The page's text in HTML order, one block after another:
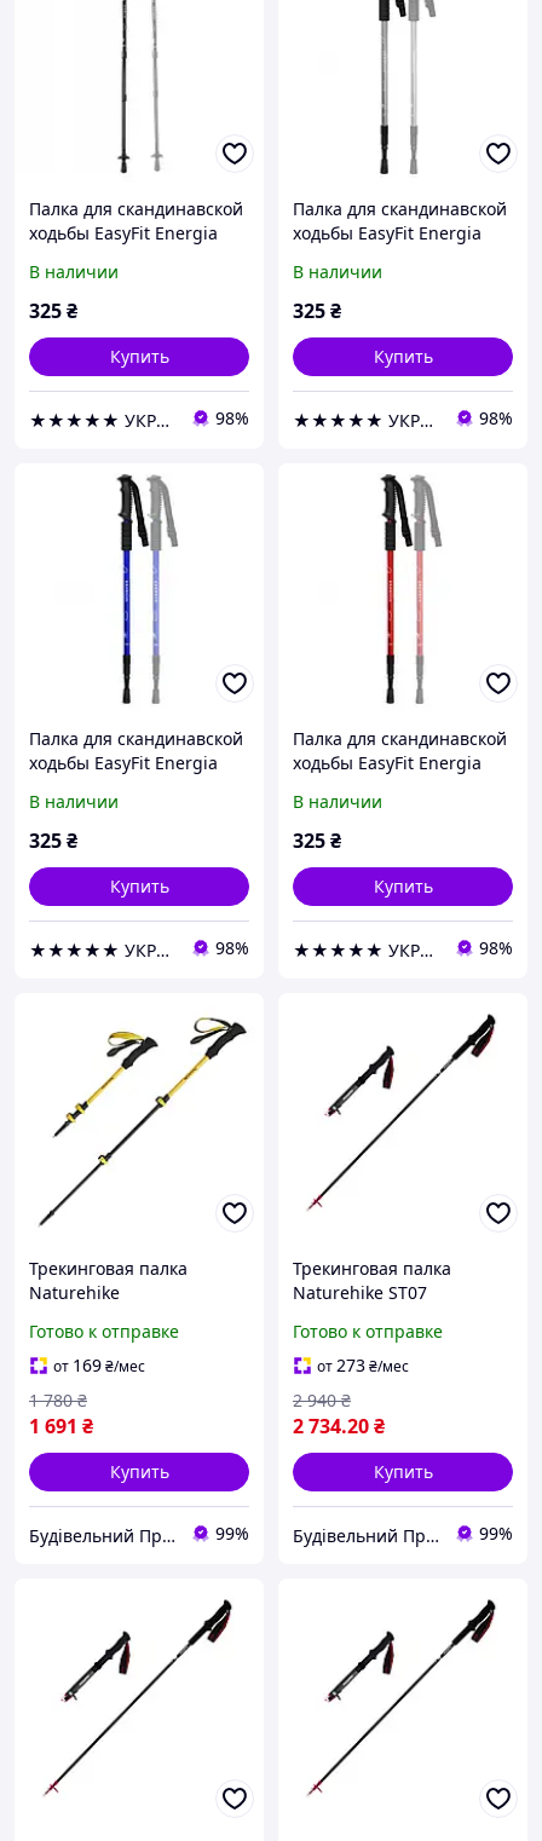
Палка для скандинавской
ходьбы EasyFit Energia
В наличии
325₴
Купить
★★★★★ УКРИЗОЛ оптово розничная компания 98%
Палка для скандинавской
ходьбы EasyFit Energia
В наличии
325₴
Купить
★★★★★ УКРИЗОЛ оптово розничная компания 98%
Палка для скандинавской
ходьбы EasyFit Energia
В наличии
325₴
Купить
★★★★★ УКРИЗОЛ оптово розничная компания 98%
Палка для скандинавской
ходьбы EasyFit Energia
В наличии
325₴
Купить
★★★★★ УКРИЗОЛ оптово розничная компания 98%
Трекинговая палка
Naturehike
желтая
Готово к отправке
от 169₴/мес
1 691 ₴
1 780 ₴
Купить
Будівельний Простір 99%
Трекинговая палка
Naturehike ST07
бордовая
Готово к отправке
от273₴/мес
2 734.20₴
2 940 ₴
Купить
Будівельний Простір 99%